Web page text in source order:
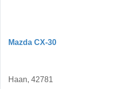
Mazda CX-30
Haan, 42781